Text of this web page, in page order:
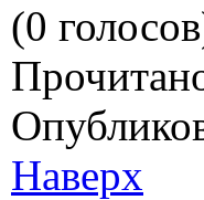
(0
Наверх